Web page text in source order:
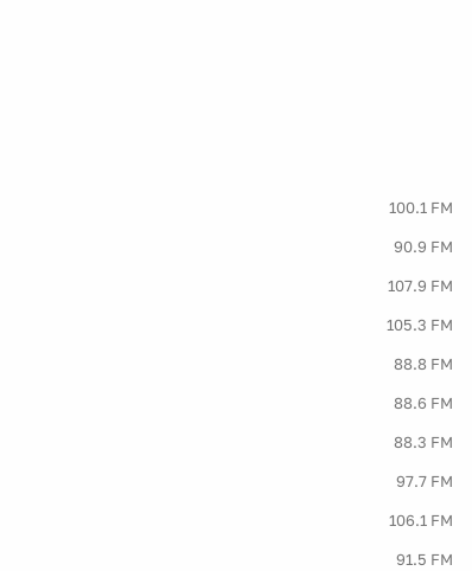
100.1 FM
90.9 FM
107.9 FM
105.3 FM
88.8 FM
88.6 FM
88.3 FM
97.7 FM
106.1 FM
91.5 FM